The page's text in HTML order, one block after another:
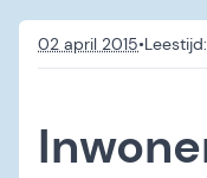
02 april 2015•